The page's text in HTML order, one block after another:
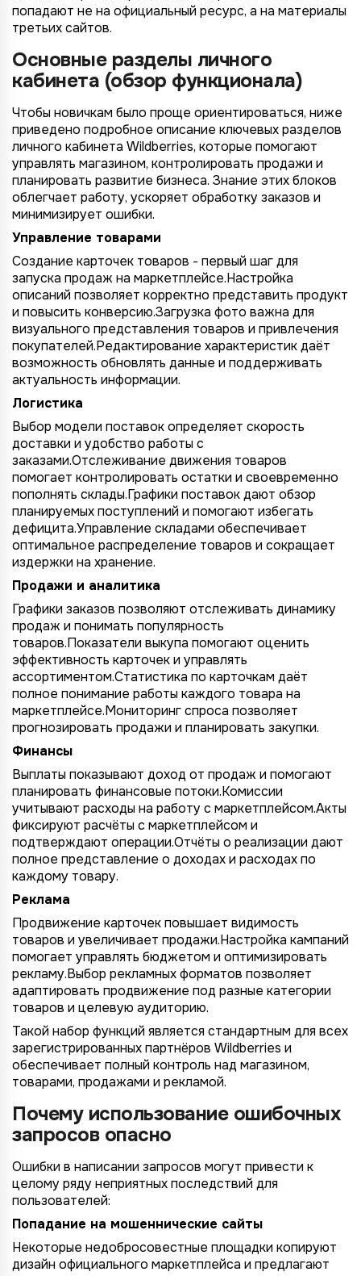
попадают не на официальный ресурс, а на материалы
третьих сайтов.
Основные разделы личного
кабинета (обзор функционала)
Чтобы новичкам было проще ориентироваться, ниже
приведено подробное описание ключевых разделов
личного кабинета Wildberries, которые помогают
управлять магазином, контролировать продажи и
планировать развитие бизнеса. Знание этих блоков
облегчает работу, ускоряет обработку заказов и
минимизирует ошибки.
Управление товарами
Создание карточек товаров - первый шаг для
запуска продаж на маркетплейсе.Настройка
описаний позволяет корректно представить продукт
и повысить конверсию.Загрузка фото важна для
визуального представления товаров и привлечения
покупателей.Редактирование характеристик даёт
возможность обновлять данные и поддерживать
актуальность информации.
Логистика
Выбор модели поставок определяет скорость
доставки и удобство работы с
заказами.Отслеживание движения товаров
помогает контролировать остатки и своевременно
пополнять склады.Графики поставок дают обзор
планируемых поступлений и помогают избегать
дефицита.Управление складами обеспечивает
оптимальное распределение товаров и сокращает
издержки на хранение.
Продажи и аналитика
Графики заказов позволяют отслеживать динамику
продаж и понимать популярность
товаров.Показатели выкупа помогают оценить
эффективность карточек и управлять
ассортиментом.Статистика по карточкам даёт
полное понимание работы каждого товара на
маркетплейсе.Мониторинг спроса позволяет
прогнозировать продажи и планировать закупки.
Финансы
Выплаты показывают доход от продаж и помогают
планировать финансовые потоки.Комиссии
учитывают расходы на работу с маркетплейсом.Акты
фиксируют расчёты с маркетплейсом и
подтверждают операции.Отчёты о реализации дают
полное представление о доходах и расходах по
каждому товару.
Реклама
Продвижение карточек повышает видимость
товаров и увеличивает продажи.Настройка кампаний
помогает управлять бюджетом и оптимизировать
рекламу.Выбор рекламных форматов позволяет
адаптировать продвижение под разные категории
товаров и целевую аудиторию.
Такой набор функций является стандартным для всех
зарегистрированных партнёров Wildberries и
обеспечивает полный контроль над магазином,
товарами, продажами и рекламой.
Почему использование ошибочных
запросов опасно
Ошибки в написании запросов могут привести к
целому ряду неприятных последствий для
пользователей:
Попадание на мошеннические сайты
Некоторые недобросовестные площадки копируют
дизайн официального маркетплейса и предлагают
*
*
Согласие на обработку ПД
Правила обработки персональных данных
Отправить заявку
*
https:// your-company .totalcrm.ru
Назад Далее
Wildberries
Ozon
YandexMarket
MegaMarket
Другие
Назад Далее
Не указывать
1 организация
до 3 огранизаций
до 5 организаций
более 5 организаций
Назад Далее
Не указывать
до 1 млн.
от 1 до 5 млн.
от 5 до 10 млн.
от 10 млн.
Назад Передать анкету